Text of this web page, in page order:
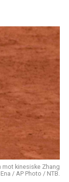
mot kinesiske Zhang
/ AP Photo / NTB.